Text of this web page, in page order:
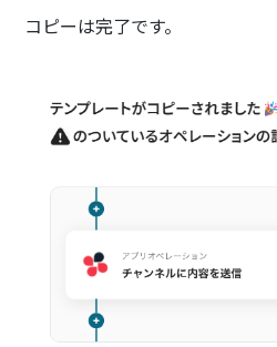
コピーは完了です。